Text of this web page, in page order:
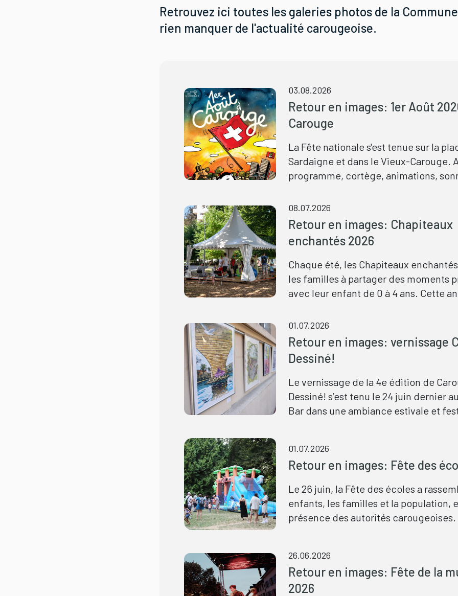
Retrouvez ici toutes les galeries photos de la
rien manquer de l'actualité carougeoise.
03.08.2026
Retour en images: 1er Août
Carouge
La Fête nationale s'est tenue sur la
Sardaigne et dans le Vieux-Carouge.
programme, cortège, animations,
concerts et restauration. Retrouvez
et les images de cette journée festive,
par la musique, le partage et le plaisir
ensemble.
08.07.2026
Retour en images: Chapiteaux
enchantés 2026
Chaque été, les Chapiteaux
les familles à partager des moments
avec leur enfant de 0 à 4 ans. Cette
proposées gratuitement au quartier
01.07.2026
Retour en images: vernissage
Dessiné!
Le vernissage de la 4e édition de
Dessiné! s’est tenu le 24 juin dernier
Bar dans une ambiance estivale et
que de Mathieu Carera et Julien de
cofondateurs de l’association Duo
rencontrer les 22 artistes participants
les illustrations originales des affiches
format qui composent cette balade
01.07.2026
Retour en images: Fête des
Le 26 juin, la Fête des écoles a
enfants, les familles et la population,
présence des autorités carougeoises. Malgré
dans les meilleures conditions. Le
des activités destinées aux élèves en
de la fête populaire du soir a été
26.06.2026
Retour en images: Fête de la
2026